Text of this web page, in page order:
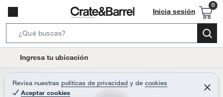
Inicia sesión
e
r
c
Ingresa tu ubicación
Revisa nuestras políticas de privacidad y de cookies
Aceptar cookies
C
e